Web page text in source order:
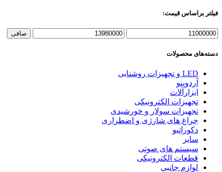
فیلتر براساس قیمت:
حداقل
حداكثر
صافی
دسته‌های محصولات
LED و تجهیزات روشنایی
آردوینو
ابزارآلات
تجهیزات الکترونیکی
تجهیزات سولار و خورشیدی
چراغ های شارژی و اضطراری
دکوراتیو
سایر
سیستم های صوتی
قطعات الکترونیکی
لوازم جانبی